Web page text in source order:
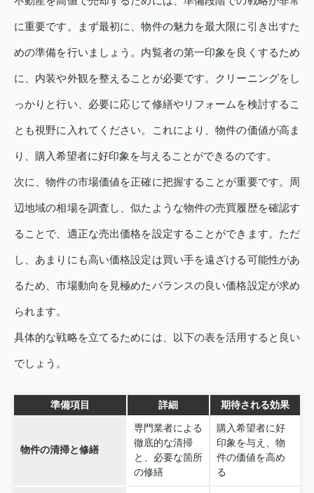
に重要です。まず最初に、物件の魅力を最大限に引き出すた
めの準備を行いましょう。内覧者の第一印象を良くするため
に、内装や外観を整えることが必要です。クリーニングをし
っかりと行い、必要に応じて修繕やリフォームを検討するこ
とも視野に入れてください。これにより、物件の価値が高ま
り、購入希望者に好印象を与えることができるのです。
次に、物件の市場価値を正確に把握することが重要です。周
辺地域の相場を調査し、似たような物件の売買履歴を確認す
ることで、適正な売出価格を設定することができます。ただ
し、あまりにも高い価格設定は買い手を遠ざける可能性があ
るため、市場動向を見極めたバランスの良い価格設定が求め
られます。
具体的な戦略を立てるためには、以下の表を活用すると良い
でしょう。
準備項目 詳細 期待される効果
物件の清掃と修繕
専門業者による
徹底的な清掃
と、必要な箇所
の修繕
購入希望者に好
印象を与え、物
件の価値を高め
る